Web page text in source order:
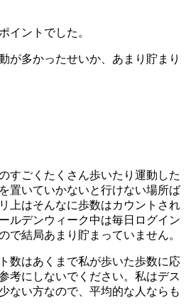
イントでした。
が多かったせいか、あまり貯まり
すごくたくさん歩いたり運動した
置いていかないと行けない場所ば
上はそんなに歩数はカウントされ
ルデンウィーク中は毎日ログイン
で結局あまり貯まっていません。
数はあくまで私が歩いた歩数に応
考にしないでください。私はデス
ない方なので、平均的な人ならも